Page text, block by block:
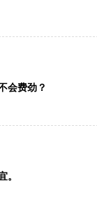
会费劲？
。